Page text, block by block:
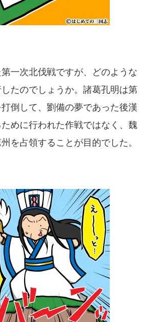
一次北伐戦ですが、どのような
たのでしょうか。諸葛孔明は第
倒して、劉備の夢であった後漢
めに行われた作戦ではなく、魏
を占領することが目的でした。